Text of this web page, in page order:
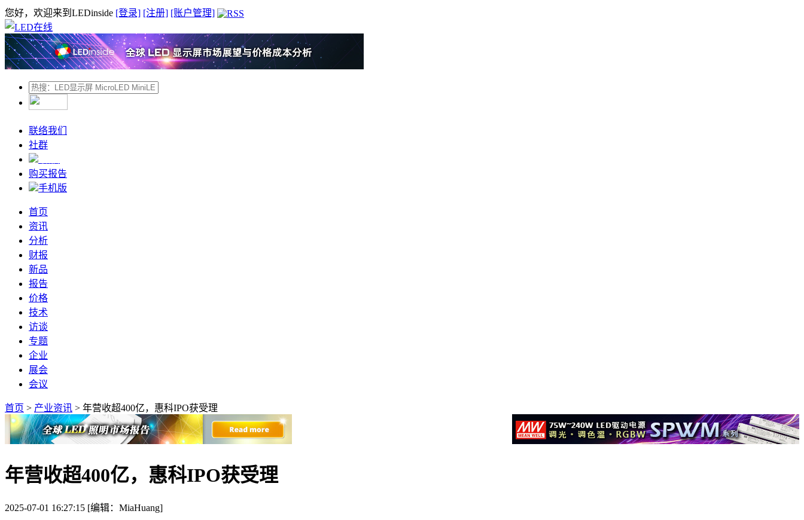
您好，欢迎来到LEDinside [登录] [注册] [账户管理]
联络我们
社群
购买报告
手机版
首页
资讯
分析
财报
新品
报告
价格
技术
访谈
专题
企业
展会
会议
首页 > 产业资讯 > 年营收超400亿，惠科IPO获受理
年营收超400亿，惠科IPO获受理
2025-07-01 16:27:15 [编辑：MiaHuang]